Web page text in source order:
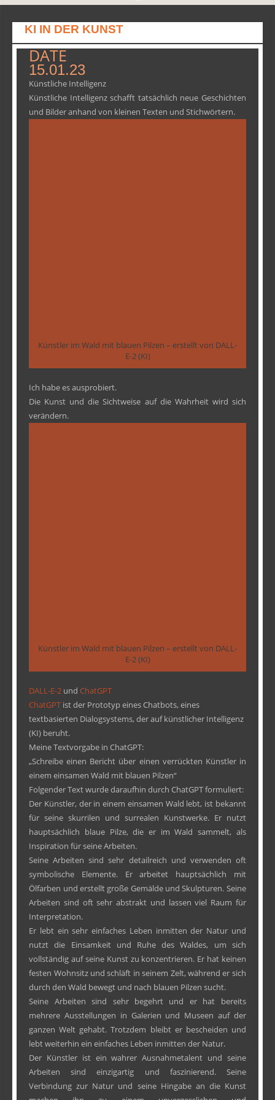
KI IN DER KUNST
DATE
15.01.23
Künstliche Intelligenz
Künstliche Intelligenz schafft tatsächlich neue Geschichten
und Bilder anhand von kleinen Texten und Stichwörtern.
Künstler im Wald mit blauen Pilzen – erstellt von DALL-
E-2 (KI)
Ich habe es ausprobiert.
Die Kunst und die Sichtweise auf die Wahrheit wird sich
verändern.
Künstler im Wald mit blauen Pilzen – erstellt von DALL-
E-2 (KI)
DALL-E-2 undChatGPT
ChatGPT ist der Prototyp eines Chatbots, eines
textbasierten Dialogsystems, der auf künstlicher Intelligenz
(KI) beruht.
Meine Textvorgabe in ChatGPT:
„Schreibe einen Bericht über einen verrückten Künstler in
einem einsamen Wald mit blauen Pilzen“
Folgender Text wurde daraufhin durch ChatGPT formuliert:
Der Künstler, der in einem einsamen Wald lebt, ist bekannt
für seine skurrilen und surrealen Kunstwerke. Er nutzt
hauptsächlich blaue Pilze, die er im Wald sammelt, als
Inspiration für seine Arbeiten.
Seine Arbeiten sind sehr detailreich und verwenden oft
symbolische Elemente. Er arbeitet hauptsächlich mit
Ölfarben und erstellt große Gemälde und Skulpturen. Seine
Arbeiten sind oft sehr abstrakt und lassen viel Raum für
Interpretation.
Er lebt ein sehr einfaches Leben inmitten der Natur und
nutzt die Einsamkeit und Ruhe des Waldes, um sich
vollständig auf seine Kunst zu konzentrieren. Er hat keinen
festen Wohnsitz und schläft in seinem Zelt, während er sich
durch den Wald bewegt und nach blauen Pilzen sucht.
Seine Arbeiten sind sehr begehrt und er hat bereits
mehrere Ausstellungen in Galerien und Museen auf der
ganzen Welt gehabt. Trotzdem bleibt er bescheiden und
lebt weiterhin ein einfaches Leben inmitten der Natur.
Der Künstler ist ein wahrer Ausnahmetalent und seine
Arbeiten sind einzigartig und faszinierend. Seine
Verbindung zur Natur und seine Hingabe an die Kunst